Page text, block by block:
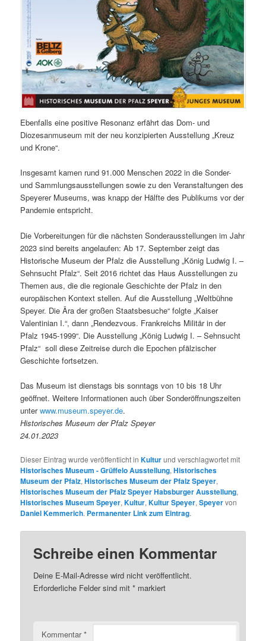
Ebenfalls eine positive Resonanz erfährt das Dom- und
Diozesanmuseum mit der neu konzipierten Ausstellung „Kreuz
und Krone“.
Insgesamt kamen rund 91.000 Menschen 2022 in die Sonder-
und Sammlungsausstellungen sowie zu den Veranstaltungen des
Speyerer Museums, was knapp der Hälfte des Publikums vor der
Pandemie entspricht.
Die Vorbereitungen für die nächsten Sonderausstellungen im Jahr
2023 sind bereits angelaufen: Ab 17. September zeigt das
Historische Museum der Pfalz die Ausstellung „König Ludwig I. –
Sehnsucht Pfalz“. Seit 2016 richtet das Haus Ausstellungen zu
Themen aus, die die regionale Geschichte der Pfalz in den
europäischen Kontext stellen. Auf die Ausstellung „Weltbühne
Speyer. Die Ära der großen Staatsbesuche“ folgte „Kaiser
Valentinian I.“, dann „Rendezvous. Frankreichs Militär in der
Pfalz 1945-1999“. Die Ausstellung „König Ludwig I. – Sehnsucht
Pfalz“ soll diese Zeitreise durch die Epochen pfälzischer
Geschichte fortsetzen.
Das Museum ist dienstags bis sonntags von 10 bis 18 Uhr
geöffnet. Weitere Informationen auch über Sonderöffnungszeiten
unterwww.museum.speyer.de.
Historisches Museum der Pfalz Speyer
24.01.2023
Dieser Eintrag wurde veröffentlicht inKulturund verschlagwortet mit
Historisches Museum - Grüffelo Ausstellung,Historisches
Museum der Pfalz,Historisches Museum der Pfalz Speyer,
Historisches Museum der Pfalz Speyer Habsburger Ausstellung,
Historisches Museum Speyer,Kultur,Kultur Speyer,Speyervon
Daniel Kemmerich. Permanenter Link zum Eintrag.
Schreibe einen Kommentar
Deine E-Mail-Adresse wird nicht veröffentlicht.
Erforderliche Felder sind mit* markiert
Kommentar*